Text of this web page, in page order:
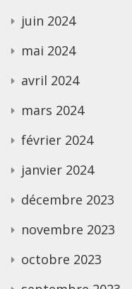
juin 2024
mai 2024
avril 2024
mars 2024
février 2024
janvier 2024
décembre 2023
novembre 2023
octobre 2023